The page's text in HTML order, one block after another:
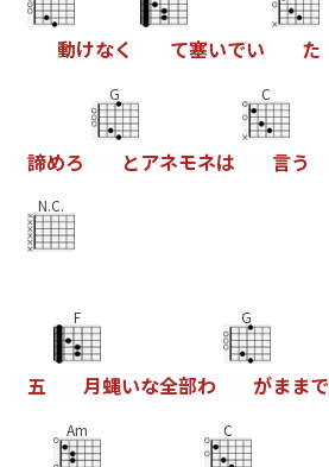
動けなく て塞いでい た
諦めろ
G
とアネモネは
C
言う
N.C.
五
F
月蝿いな全部わ
G
がままで
Am C